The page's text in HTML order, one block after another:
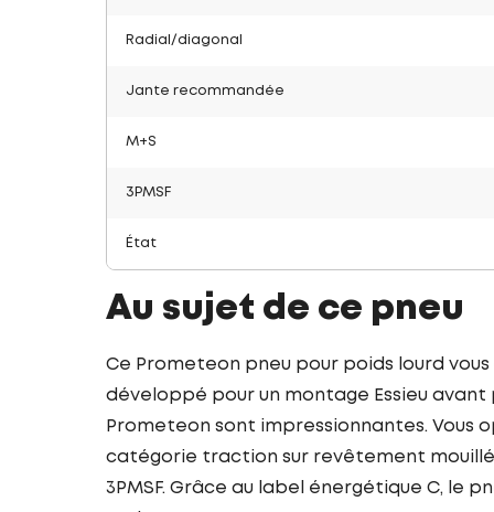
Radial/diagonal
Jante recommandée
M+S
3PMSF
État
Au sujet de ce pneu
Ce Prometeon pneu pour poids lourd
développé pour un montage Essieu
Prometeon sont impressionnantes. Vous
catégorie traction sur revêtement
3PMSF. Grâce au label énergétique C, le